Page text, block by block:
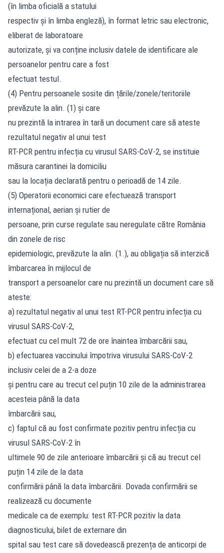
(în limba oficială a statului
respectiv și în limba engleză), în format letric sau electronic,
eliberat de laboratoare
autorizate, și va conține inclusiv datele de identificare ale
persoanelor pentru care a fost
efectuat testul.
(4) Pentru persoanele sosite din țările/zonele/teritoriile
prevăzute la alin. (1) și care
nu prezintă la intrarea în tară un document care să ateste
rezultatul negativ al unui test
RT-PCR pentru infecția cu virusul SARS-CoV-2, se instituie
măsura carantinei la domiciliu
sau la locația declarată pentru o perioadă de 14 zile.
(5) Operatorii economici care efectuează transport
internațional, aerian și rutier de
persoane, prin curse regulate sau neregulate către România
din zonele de risc
epidemiologic, prevăzute la alin. (1.), au obligația să interzică
îmbarcarea în mijlocul de
transport a persoanelor care nu prezintă un document care să
ateste:
a) rezultatul negativ al unui test RT-PCR pentru infecția cu
virusul SARS-CoV-2,
efectuat cu cel mult 72 de ore înaintea îmbarcării sau,
b) efectuarea vaccinului împotriva virusului SARS-CoV-2
inclusiv celei de a 2-a doze
și pentru care au trecut cel puțin 10 zile de la administrarea
acesteia până la data
îmbarcării sau,
c) faptul că au fost confirmate pozitiv pentru infecția cu
virusul SARS-CoV-2 în
ultimele 90 de zile anterioare îmbarcării și că au trecut cel
puțin 14 zile de la data
confirmării până la data îmbarcării. Dovada confirmării se
realizează cu documente
medicale ca de exemplu: test RT-PCR pozitiv la data
diagnosticului, bilet de externare din
spital sau test care să dovedească prezența de anticorpi de